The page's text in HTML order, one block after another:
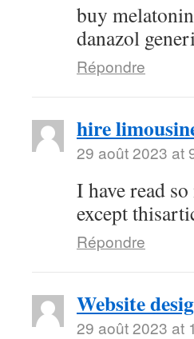
buy
danazol
Répondre
hire
29 août 2023 at
I have read
except
Répondre
Website
29 août 2023 at